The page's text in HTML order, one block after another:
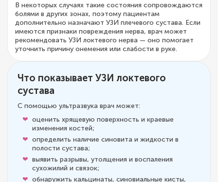
В некоторых случаях такие состояния сопровождаются
болями в других зонах, поэтому пациентам
дополнительно назначают УЗИ плечевого сустава. Если
имеются признаки повреждения нерва, врач может
рекомендовать УЗИ локтевого нерва — оно помогает
уточнить причину онемения или слабости в руке.
Что показывает УЗИ локтевого
сустава
С помощью ультразвука врач может:
оценить хрящевую поверхность и краевые
изменения костей;
определить наличие синовита и жидкости в
полости сустава;
выявить разрывы, утолщения и воспаления
сухожилий и связок;
обнаружить кальцинаты, синовиальные кисты,